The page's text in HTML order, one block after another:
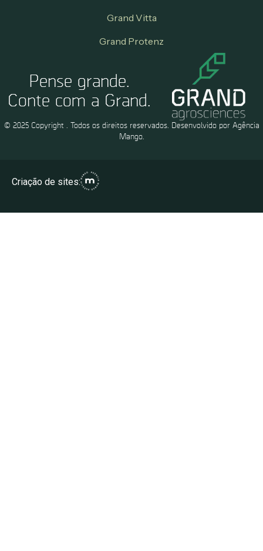
Grand Vitta
Grand Protenz
Pense grande.
Conte com a Grand.
© 2025 Copyright . Todos os direitos reservados. Desenvolvido por Agência
Mango.
Criação de sites: